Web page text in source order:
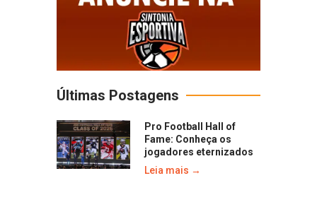
Últimas Postagens
Pro Football Hall of
Fame: Conheça os
jogadores eternizados
Leia mais →